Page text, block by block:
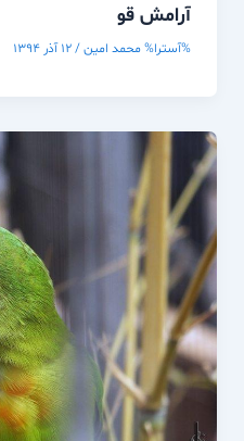
آرامش قو
%آسترا% محمد امین/۱۲ آذر ۱۳۹۴